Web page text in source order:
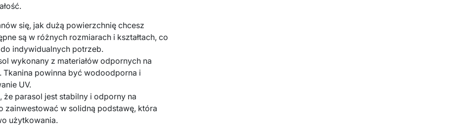
się, jak dużą powierzchnię chcesz
są w różnych rozmiarach i kształtach, co
indywidualnych potrzeb.
wykonany z materiałów odpornych na
Tkanina powinna być wodoodporna i
UV.
że parasol jest stabilny i odporny na
zainwestować w solidną podstawę, która
użytkowania.